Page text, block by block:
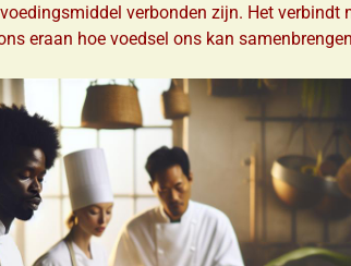
verbonden zijn. Het verbindt
eraan hoe voedsel ons kan